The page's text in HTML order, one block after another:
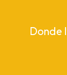
Donde